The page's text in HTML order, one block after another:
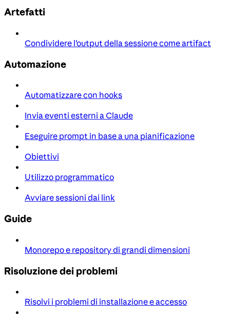
Artefatti
Condividere l'output della sessione come artifact
Automazione
Automatizzare con hooks
Invia eventi esterni a Claude
Eseguire prompt in base a una pianificazione
Obiettivi
Utilizzo programmatico
Avviare sessioni dai link
Guide
Monorepo e repository di grandi dimensioni
Risoluzione dei problemi
Risolvi i problemi di installazione e accesso